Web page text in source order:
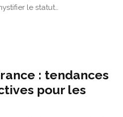
le statut…
: tendances
pour les